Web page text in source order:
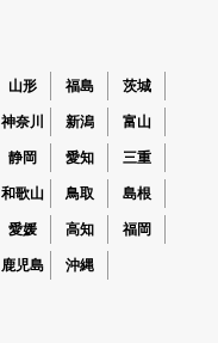
山形 福島 茨城
神奈川 新潟 富山
静岡 愛知 三重
和歌山 鳥取 島根
愛媛 高知 福岡
鹿児島 沖縄